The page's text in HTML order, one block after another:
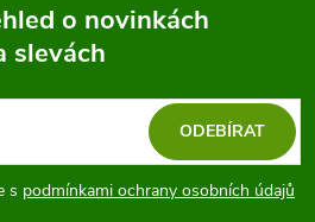
o novinkách
slevách
s podmínkami ochrany osobních údajů
ODEBÍRAT